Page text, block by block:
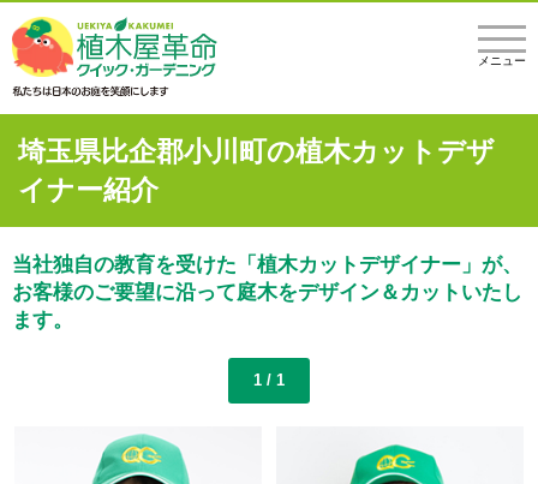
メニュー
埼玉県比企郡小川町の植木カットデザ
イナー紹介
当社独自の教育を受けた「植木カットデザイナー」が、
お客様のご要望に沿って庭木をデザイン＆カットいたし
ます。
1 / 1